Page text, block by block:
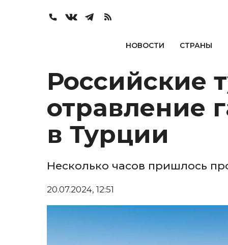
НОВОСТИ СТРАНЫ
Российские
отравление
в Турции
Несколько часов пришлось
20.07.2024, 12:51